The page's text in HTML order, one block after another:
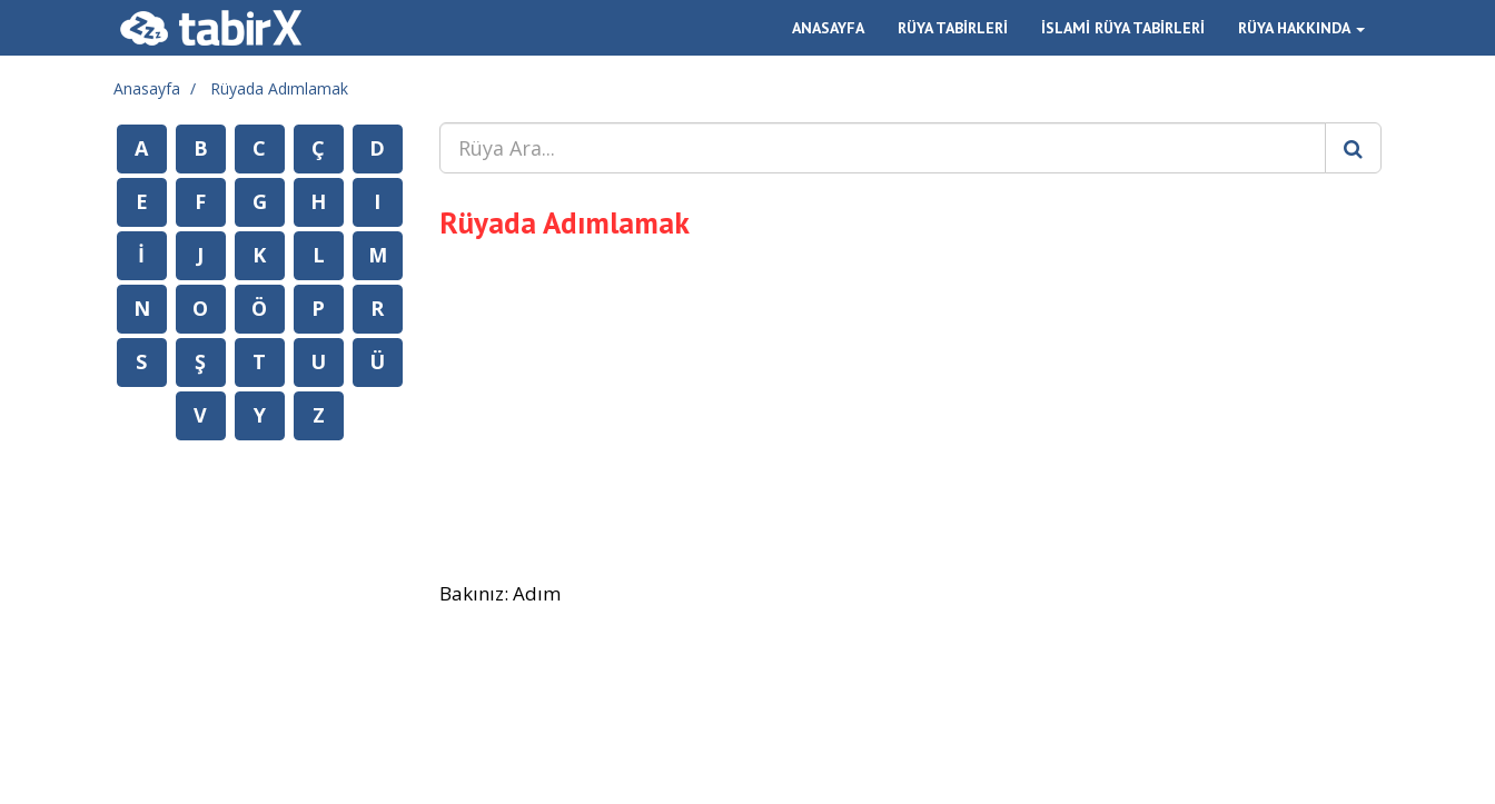
ANASAYFA RÜYA TABİRLERİ İSLAMİ RÜYA TABİRLERİ RÜYA HAKKINDA
Anasayfa Rüyada Adımlamak
Rüyada Adımlamak
Bakınız: Adım
A B C Ç
D
E
F G H
I
İ
J K L
M
N
O Ö P
R
S
Ş T U
Ü
V
Y Z